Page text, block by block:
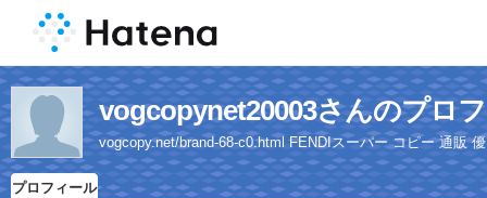
vogcopynet20003さんのプロ
vogcopy.net/brand-68-c0.html FENDIスーパー コピー 通販
プロフィール